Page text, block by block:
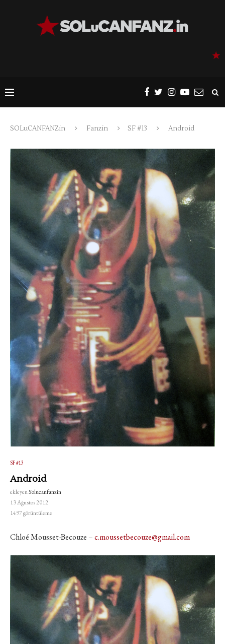
SOLuCANFANZin Fanzin SF #13 Android
SF #13
Android
ekleyenSolucanfanzin
13 Ağustos 2012
1497görüntüleme
Chloé Mousset-Becouze –c.moussetbecouze@gmail.com